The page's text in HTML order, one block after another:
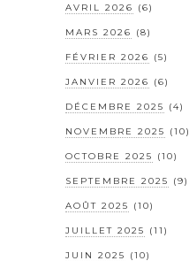
AVRIL 2026 (6)
MARS 2026 (8)
FÉVRIER 2026 (5)
JANVIER 2026 (6)
DÉCEMBRE 2025 (4)
NOVEMBRE 2025 (10)
OCTOBRE 2025 (10)
SEPTEMBRE 2025 (9)
AOÛT 2025 (10)
JUILLET 2025 (11)
JUIN 2025 (10)